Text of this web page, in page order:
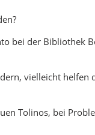
bei der Bibliothek
vielleicht helfen
Tolinos, bei